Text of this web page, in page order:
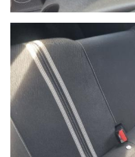
Ho letto e accetto
Acconsento al
marketing